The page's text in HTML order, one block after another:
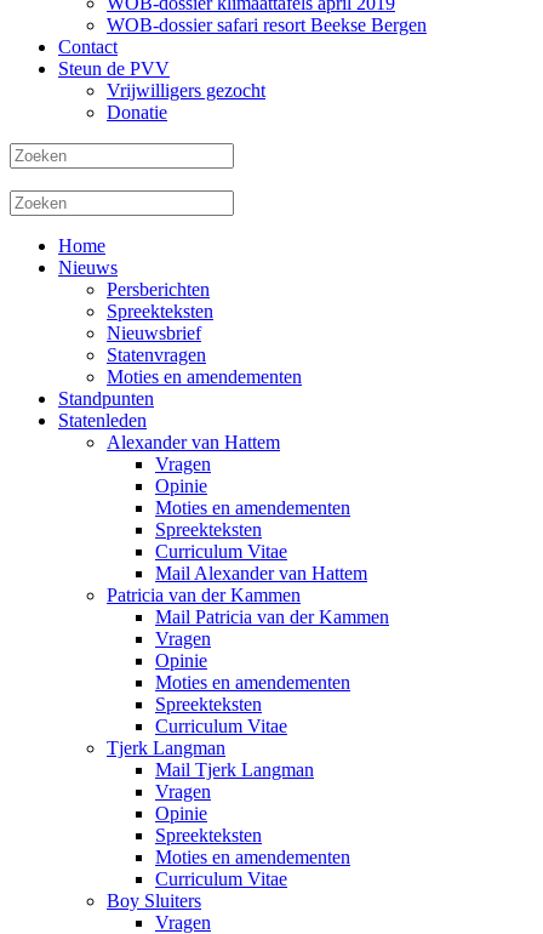
WOB-dossier safari resort Beekse Bergen
Contact
Steun de PVV
Vrijwilligers gezocht
Donatie
Home
Nieuws
Persberichten
Spreekteksten
Nieuwsbrief
Statenvragen
Moties en amendementen
Standpunten
Statenleden
Alexander van Hattem
Vragen
Opinie
Moties en amendementen
Spreekteksten
Curriculum Vitae
Mail Alexander van Hattem
Patricia van der Kammen
Mail Patricia van der Kammen
Vragen
Opinie
Moties en amendementen
Spreekteksten
Curriculum Vitae
Tjerk Langman
Mail Tjerk Langman
Vragen
Opinie
Spreekteksten
Moties en amendementen
Curriculum Vitae
Boy Sluiters
Vragen